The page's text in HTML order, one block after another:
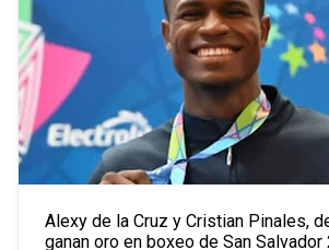
Alexy de la Cruz y Cristian Pinales,
ganan oro en boxeo de San Salvador